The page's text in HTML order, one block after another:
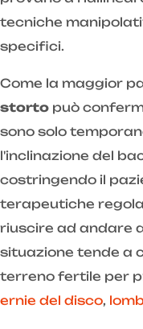
tecniche
specifici.
Come la maggior
storto può
sono solo
l'inclinazione del
costringendo il
terapeutiche
riuscire ad andare
situazione tende a
terreno fertile per
ernie del disco,